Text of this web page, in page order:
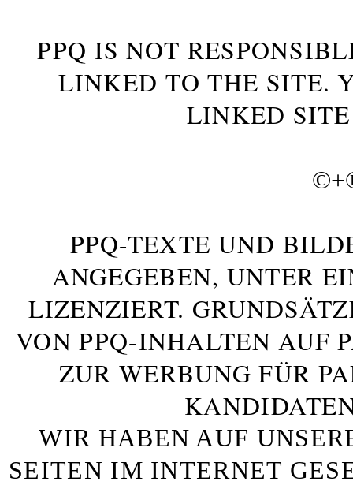
PPQ IS NOT
LINKED TO THE SITE.
LINKED
©+
PPQ-TEXTE UND
ANGEGEBEN, UNTER
LIZENZIERT.
VON PPQ-INHALTEN AUF
ZUR WERBUNG FÜR
WIR HABEN AUF
SEITEN IM INTERNET